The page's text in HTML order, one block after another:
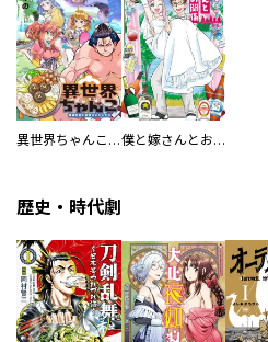
異世界ちゃんこ～横綱目前に召喚されたんだが～ 【連載版】 僕と嫁さんとお酒の関係
歴史・時代劇